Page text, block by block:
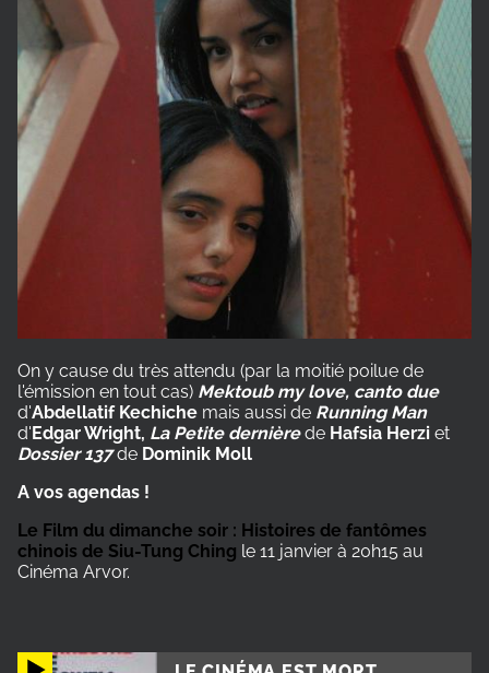
On y cause du très attendu (par la moitié poilue de
l'émission en tout cas) Mektoub my love, canto due
d'Abdellatif Kechiche mais aussi de Running Man
d' Edgar Wright, La Petite dernière de Hafsia Herzi et
Dossier 137de Dominik Moll
A vos agendas !
Le Film du dimanche soir : Histoires de fantômes
chinois de Siu-Tung Ching le 11 janvier à 20h15 au
Cinéma Arvor.